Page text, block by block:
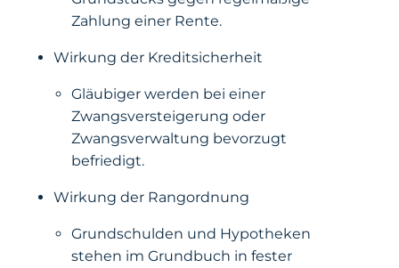
Zahlung einer Rente.
Wirkung der Kreditsicherheit
Gläubiger werden bei einer
Zwangsversteigerung oder
Zwangsverwaltung bevorzugt
befriedigt.
Wirkung der Rangordnung
Grundschulden und Hypotheken
stehen im Grundbuch in fester